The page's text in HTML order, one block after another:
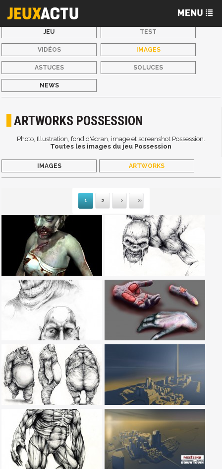
JEU TEST
VIDÉOS IMAGES
ASTUCES SOLUCES
NEWS
ARTWORKS POSSESSION
Photo, Illustration, fond d'écran, image et screenshot Possession.
Toutes les images du jeu Possession
IMAGES ARTWORKS
1 2
Suivante
Dernière